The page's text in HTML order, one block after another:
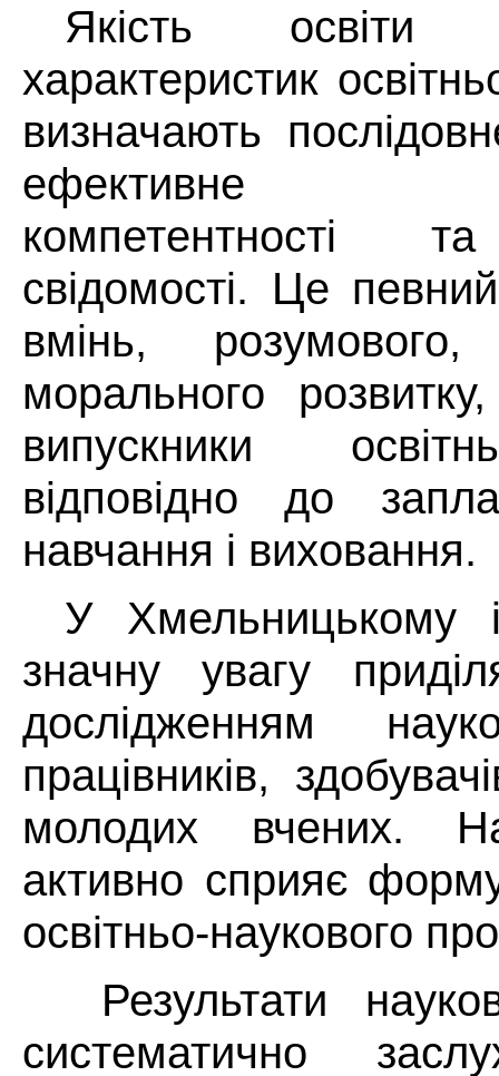
Якість
характеристик
визначають
ефективне
компетентності
свідомості. Це
вмінь,
морального
випускники
відповідно до
навчання і виховання.
У Хмельницькому
значну увагу
дослідженням
працівників,
молодих вчених.
активно сприяє
освітньо-наукового
Результати
систематично